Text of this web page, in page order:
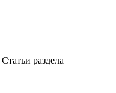
Статьи раздела